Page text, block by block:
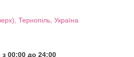
Тернопіль, Україна
00:00 до 24:00